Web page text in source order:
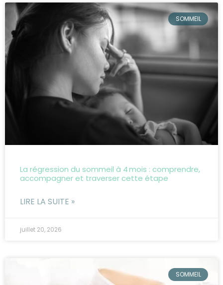
SOMMEIL
La régression du sommeil à 4 mois : comprendre,
accompagner et traverser cette étape
LIRE LA SUITE »
juillet 20, 2026
SOMMEIL